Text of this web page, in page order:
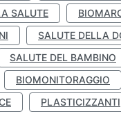
SALUTE
SALUTE DELLA
SALUTE DEL BAMBINO
BIOMONITORAGGIO
PLASTICIZZANTI